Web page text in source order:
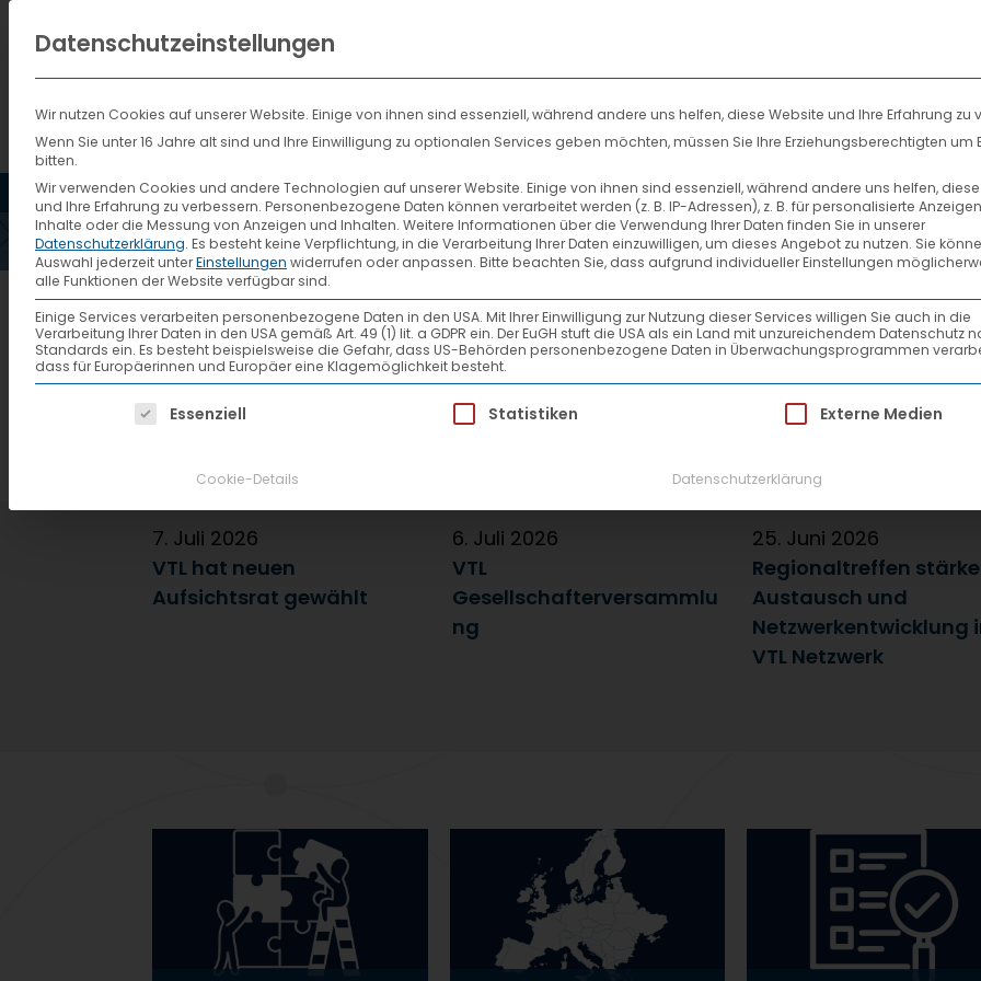
HOME AKTUELLES VTL DIENSTLEISTUNGEN SYSTEMPARTNER
AKTUELLES
vtl-dzv-nr-35
7. Juli 2026
VTL hat neuen
Aufsichtsrat gewählt
6. Juli 2026
VTL
Gesellschafterversammlu
ng
25. Juni 2026
Regionaltreffen
Austausch und
Netzwerkentwicklung
VTL Netzwerk
Datenschutzeinstellungen
Wir nutzen Cookies auf unserer Website. Einige von ihnen sind essenziell, während andere uns helfen, diese Website und Ihre Erfahrung zu
Wenn Sie unter 16 Jahre alt sind und Ihre Einwilligung zu optionalen Services geben möchten, müssen Sie Ihre Erziehungsberechtigten um
bitten.
Wir verwenden Cookies und andere Technologien auf unserer Website. Einige von ihnen sind essenziell, während andere uns helfen,
und Ihre Erfahrung zu verbessern. Personenbezogene Daten können verarbeitet werden (z. B. IP-Adressen), z. B. für personalisierte
Inhalte oder die Messung von Anzeigen und Inhalten. Weitere Informationen über die Verwendung Ihrer Daten finden Sie in unserer
Datenschutzerklärung. Es besteht keine Verpflichtung, in die Verarbeitung Ihrer Daten einzuwilligen, um dieses Angebot zu nutzen. Sie
Auswahl jederzeit unterEinstellungen widerrufen oder anpassen. Bitte beachten Sie, dass aufgrund individueller Einstellungen
alle Funktionen der Website verfügbar sind.
Einige Services verarbeiten personenbezogene Daten in den USA. Mit Ihrer Einwilligung zur Nutzung dieser Services willigen Sie auch in die
Verarbeitung Ihrer Daten in den USA gemäß Art. 49 (1) lit. a GDPR ein. Der EuGH stuft die USA als ein Land mit unzureichendem Datenschutz
Standards ein. Es besteht beispielsweise die Gefahr, dass US-Behörden personenbezogene Daten in Überwachungsprogrammen
dass für Europäerinnen und Europäer eine Klagemöglichkeit besteht.
Es folgt eine Liste der Service-Gruppen, für die eine Einwilligung erteilt werden
Essenziell Statistiken Externe Medien
Cookie-Details Datenschutzerklärung